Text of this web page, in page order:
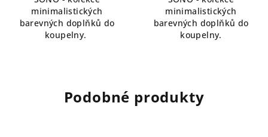
minimalistických
barevných doplňků do
koupelny.
minimalistických
barevných doplňků do
koupelny.
Podobné produkty